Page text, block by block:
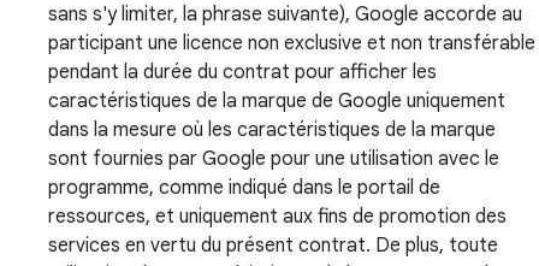
sans s'y limiter, la phrase suivante), Google accorde au
participant une licence non exclusive et non transférable
pendant la durée du contrat pour afficher les
caractéristiques de la marque de Google uniquement
dans la mesure où les caractéristiques de la marque
sont fournies par Google pour une utilisation avec le
programme, comme indiqué dans le portail de
ressources, et uniquement aux fins de promotion des
services en vertu du présent contrat. De plus, toute